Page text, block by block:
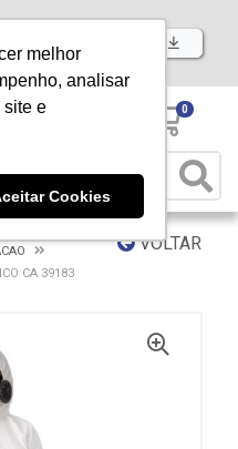
melhor
analisar
site e
Cookies
Baixe já nosso APP
0
VOLTAR
CA 39183